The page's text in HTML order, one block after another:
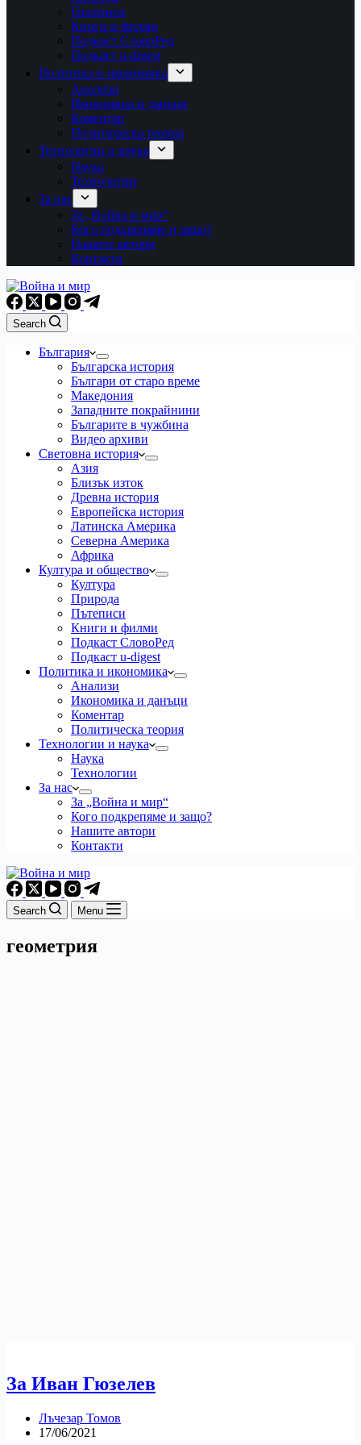
Пътеписи
Книги и филми
Подкаст СловоРед
Подкаст u-digest
Политика и икономика
Анализи
Икономика и данъци
Коментар
Политическа теория
Технологии и наука
Наука
Технологии
За нас
За „Война и мир“
Кого подкрепяме и защо?
Нашите автори
Контакти
Search
България
Българска история
Българи от старо време
Македония
Западните покрайнини
Българите в чужбина
Видео архиви
Световна история
Азия
Близък изток
Древна история
Европейска история
Латинска Америка
Северна Америка
Африка
Култура и общество
Култура
Природа
Пътеписи
Книги и филми
Подкаст СловоРед
Подкаст u-digest
Политика и икономика
Анализи
Икономика и данъци
Коментар
Политическа теория
Технологии и наука
Наука
Технологии
За нас
За „Война и мир“
Кого подкрепяме и защо?
Нашите автори
Контакти
Search Menu
геометрия
За Иван Гюзелев
Лъчезар Томов
17/06/2021